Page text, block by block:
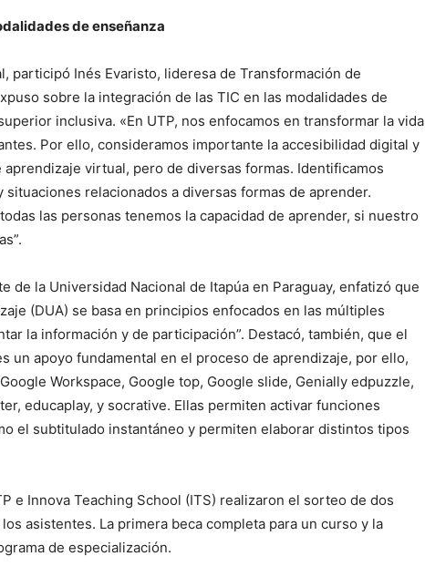
de enseñanza
participó Inés Evaristo, lideresa de Transformación de
sobre la integración de las TIC en las modalidades de
inclusiva. «En UTP, nos enfocamos en transformar la vida
Por ello, consideramos importante la accesibilidad digital y
virtual, pero de diversas formas. Identificamos
relacionados a diversas formas de aprender.
las personas tenemos la capacidad de aprender, si nuestro
de la Universidad Nacional de Itapúa en Paraguay, enfatizó que
(DUA) se basa en principios enfocados en las múltiples
la información y de participación”. Destacó, también, que el
un apoyo fundamental en el proceso de aprendizaje, por ello,
Workspace, Google top, Google slide, Genially edpuzzle,
educaplay, y socrative. Ellas permiten activar funciones
el subtitulado instantáneo y permiten elaborar distintos tipos
e Innova Teaching School (ITS) realizaron el sorteo de dos
asistentes. La primera beca completa para un curso y la
de especialización.